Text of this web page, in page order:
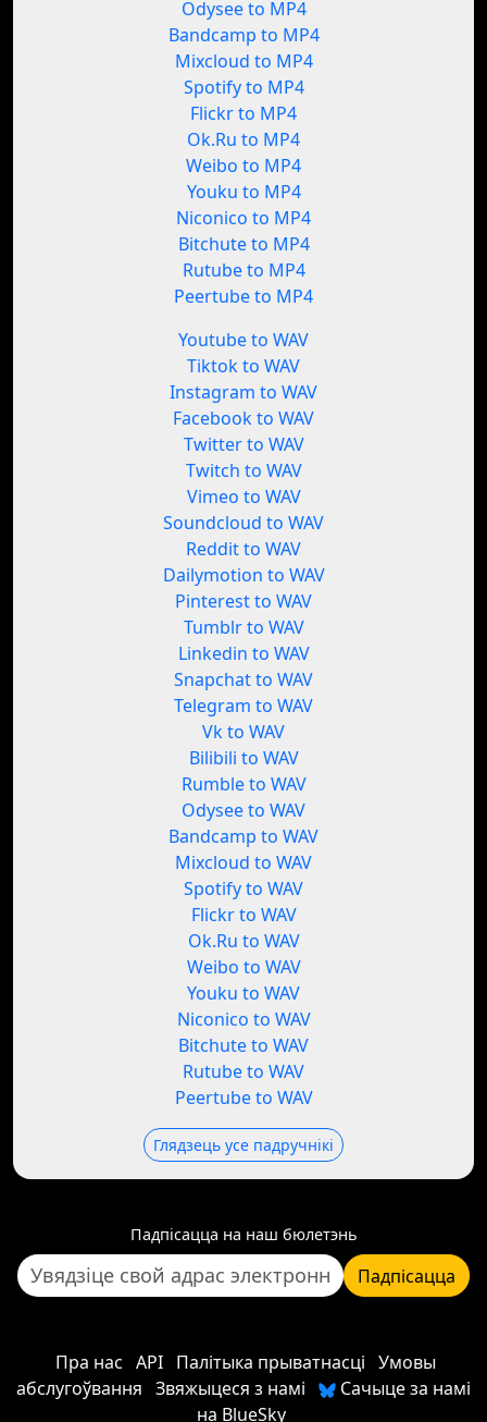
Odysee to MP4
Bandcamp to MP4
Mixcloud to MP4
Spotify to MP4
Flickr to MP4
Ok.Ru to MP4
Weibo to MP4
Youku to MP4
Niconico to MP4
Bitchute to MP4
Rutube to MP4
Peertube to MP4
Youtube to WAV
Tiktok to WAV
Instagram to WAV
Facebook to WAV
Twitter to WAV
Twitch to WAV
Vimeo to WAV
Soundcloud to WAV
Reddit to WAV
Dailymotion to WAV
Pinterest to WAV
Tumblr to WAV
Linkedin to WAV
Snapchat to WAV
Telegram to WAV
Vk to WAV
Bilibili to WAV
Rumble to WAV
Odysee to WAV
Bandcamp to WAV
Mixcloud to WAV
Spotify to WAV
Flickr to WAV
Ok.Ru to WAV
Weibo to WAV
Youku to WAV
Niconico to WAV
Bitchute to WAV
Rutube to WAV
Peertube to WAV
Глядзець усе падручнікі
Падпісацца на наш бюлетэнь
Падпісацца
Пра нас API Палітыка прыватнасці Умовы
абслугоўвання Звяжыцеся з намі
Сачыце за намі
на BlueSky